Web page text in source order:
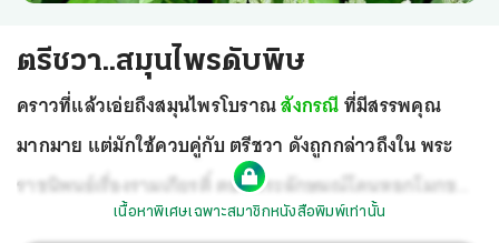
ตรีชวา..สมุนไพรดับพิษ
คราวที่แล้วเอ่ยถึงสมุนไพรโบราณสังกรณีที่มีสรรพคุณ
มากมาย แต่มักใช้ควบคู่กับ ตรีชวา ดังถูกกล่าวถึงใน พระ
ราชนิพนธ์เรื่องรามเกียรติ์ ตอนพระลักษมณ์โดนหอกโมกข
ศักดิ์ ต้องให้หนุมานไปเก็บ สังกรณี–ตรีชวา มาทำเป็นยาพอก
เนื้อหาพิเศษเฉพาะสมาชิกหนังสือพิมพ์เท่านั้น